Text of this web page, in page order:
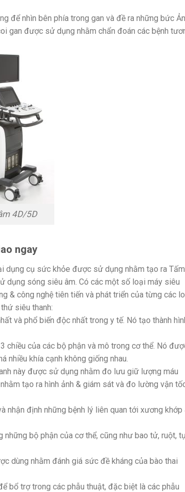
để nhìn bên phía trong gan và đề ra những bức
gan được sử dụng nhằm chẩn đoán các bệnh
4D/5D
ngay
dụng cụ sức khỏe được sử dụng nhằm tạo ra Tấm
dụng sóng siêu âm. Có các một số loại máy siêu
& công nghệ tiên tiến và phát triển của từng các
siêu thanh:
và phổ biến độc nhất trong y tế. Nó tạo thành
chiều của các bộ phận và mô trong cơ thể. Nó
nhiều khía cạnh không giống nhau.
này được sử dụng nhằm đo lưu giữ lượng máu
tạo ra hình ảnh & giám sát và đo lường vận
nhận định những bệnh lý liên quan tới xương khớp
bộ phận của cơ thể, cũng như bao tử, ruột,
dùng nhằm đánh giá sức đề kháng của bào thai
bổ trợ trong các phẫu thuật, đặc biệt là các phẫu